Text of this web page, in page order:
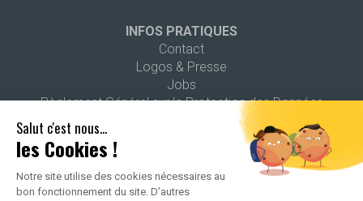
Salut c'est nous...
les Cookies !
Notre site utilise des cookies nécessaires au
bon fonctionnement du site. D’autres
INFOS PRATIQUES
Contact
Logos & Presse
Jobs
Règlement Général sur la Protection des Données
2026 ALL RIGHTS RESERVED -POLITIQUE DE CONFIDENTIALITÉ